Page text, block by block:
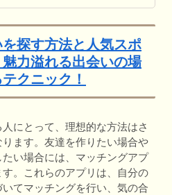
探す方法と人気スポ
力溢れる出会いの場
クニック！
にとって、理想的な方法はさ
ます。友達を作りたい場合や
い場合には、マッチングアプ
。これらのアプリは、自分の
てマッチングを行い、気の合